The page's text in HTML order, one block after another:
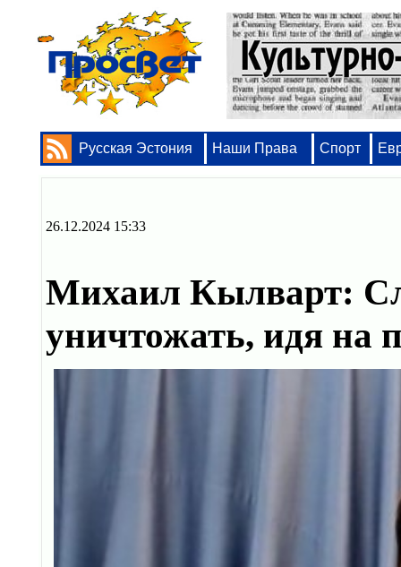
Русская Эстония Наши Права Спорт
26.12.2024 15:33
Михаил Кылварт:
уничтожать, идя на